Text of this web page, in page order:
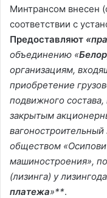
Минтрансом внесен
соответствии с
Предоставляют
объединению «
организациям,
приобретение
подвижного
закрытым
обществом
машиностроения»,
(лизинга) у
платежа»**.